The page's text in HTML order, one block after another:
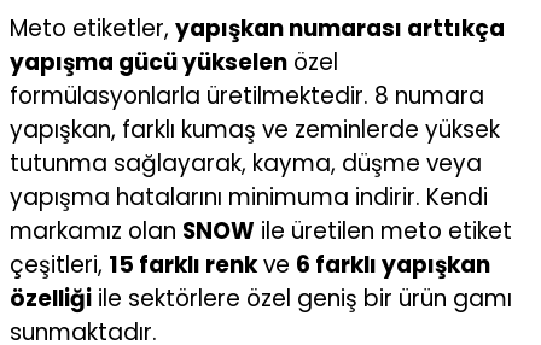
Meto etiketler, yapışkan numarası arttıkça
yapışma gücü yükselen özel
formülasyonlarla üretilmektedir. 8 numara
yapışkan, farklı kumaş ve zeminlerde yüksek
tutunma sağlayarak, kayma, düşme veya
yapışma hatalarını minimuma indirir. Kendi
markamız olan SNOW ile üretilen meto etiket
çeşitleri, 15 farklı renkve 6 farklı yapışkan
özelliği ile sektörlere özel geniş bir ürün gamı
sunmaktadır.